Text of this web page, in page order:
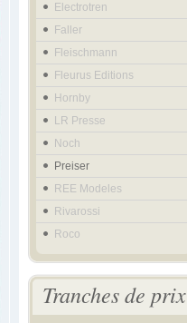
Electrotren
Faller
Fleischmann
Fleurus Editions
Hornby
LR Presse
Noch
Preiser
REE Modeles
Rivarossi
Roco
Tranches de prix